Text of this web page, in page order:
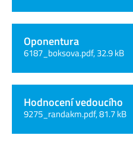
Oponentura
6187_boksova.pdf, 32.9 kB
Hodnocení vedoucího
9275_randakm.pdf, 81.7 kB